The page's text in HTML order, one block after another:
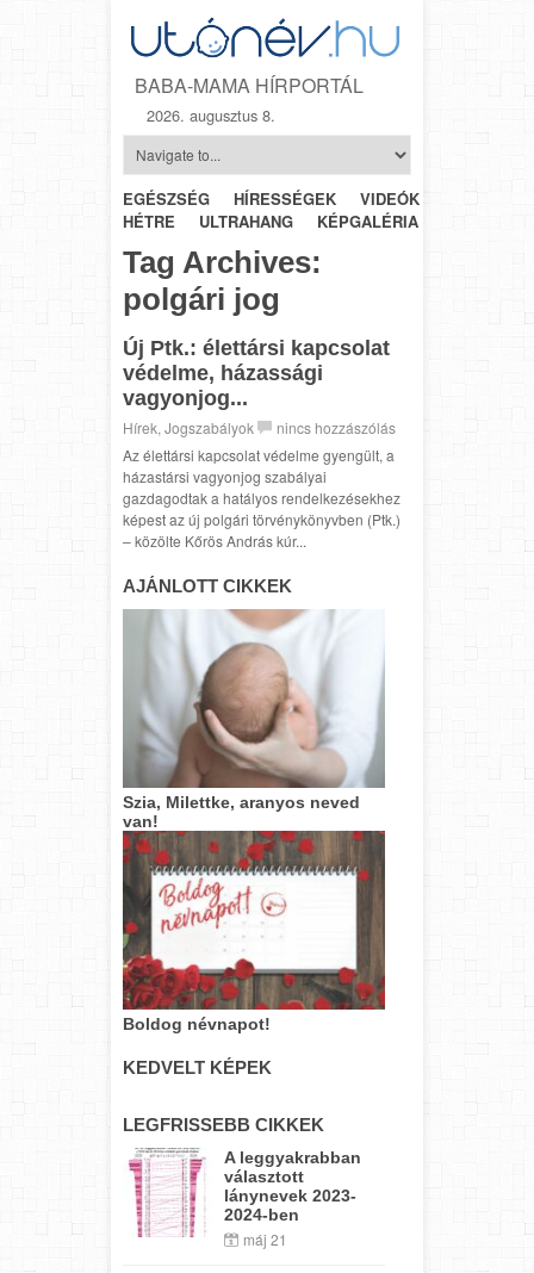
BABA-MAMA HÍRPORTÁL
2026. augusztus 8.
EGÉSZSÉG HÍRESSÉGEK VIDEÓK
HÉTRŐL-
HÉTRE
ULTRAHANG KÉPGALÉRIA
Tag Archives:
polgári jog
Új Ptk.: élettársi kapcsolat
védelme, házassági
vagyonjog...
Hírek, Jogszabályok
nincs hozzászólás
Az élettársi kapcsolat védelme gyengült, a
házastársi vagyonjog szabályai
gazdagodtak a hatályos rendelkezésekhez
képest az új polgári törvénykönyvben (Ptk.)
– közölte Kőrös András kúr...
AJÁNLOTT CIKKEK
Szia, Milettke, aranyos neved
van!
Boldog névnapot!
KEDVELT KÉPEK
LEGFRISSEBB CIKKEK
A leggyakrabban
választott
lánynevek 2023-
2024-ben
máj 21